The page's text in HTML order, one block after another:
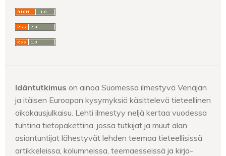
Idäntutkimus on ainoa Suomessa ilmestyvä Venäjän
ja itäisen Euroopan kysymyksiä käsittelevä tieteellinen
aikakausjulkaisu. Lehti ilmestyy neljä kertaa vuodessa
tuhtina tietopakettina, jossa tutkijat ja muut alan
asiantuntijat lähestyvät lehden teemaa tieteellisissä
artikkeleissa, kolumneissa, teemaesseissä ja kirja-